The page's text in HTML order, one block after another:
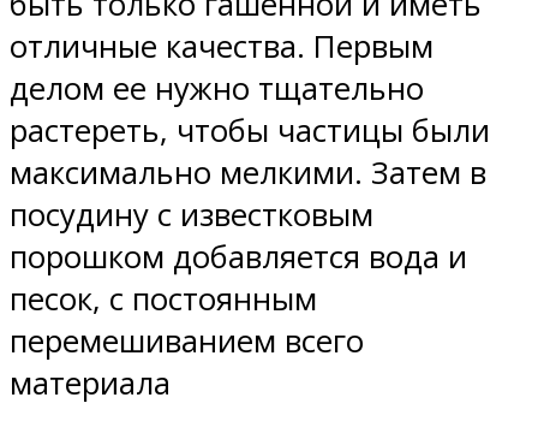
отличные качества. Первым
делом ее нужно тщательно
растереть, чтобы частицы были
максимально мелкими. Затем в
посудину с известковым
порошком добавляется вода и
песок, с постоянным
перемешиванием всего
материала